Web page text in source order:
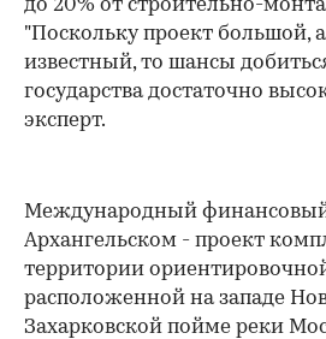
до 20% от строительно-
"Поскольку проект большой,
известный, то шансы
государства достаточно
эксперт.
Международный финансовый
Архангельском - проект
территории
расположенной на западе
Захарковской пойме реки